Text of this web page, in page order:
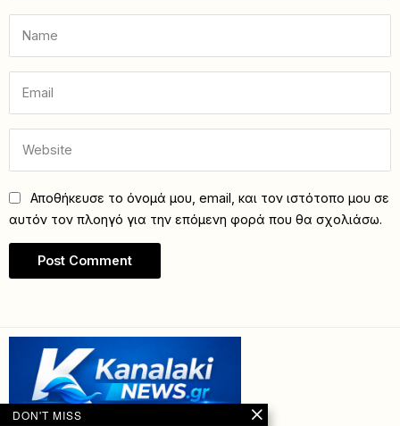
Αποθήκευσε το όνομά μου, email, και τον ιστότοπο μου σε
αυτόν τον πλοηγό για την επόμενη φορά που θα σχολιάσω.
DON'T MISS